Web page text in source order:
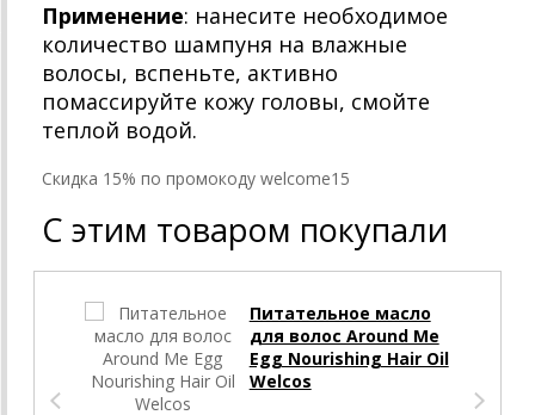
Применение: нанесите необходимое
количество шампуня на влажные
волосы, вспеньте, активно
помассируйте кожу головы, смойте
теплой водой.
Cкидка 15% по промокоду welcome15
С этим товаром покупали
Питательное масло
для волос Around Me
Egg Nourishing Hair Oil
Welcos